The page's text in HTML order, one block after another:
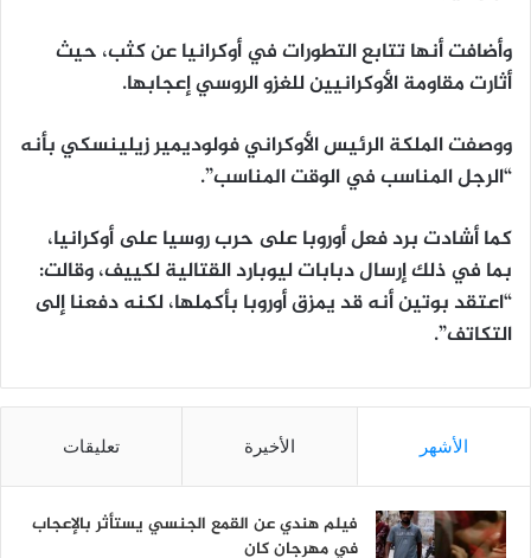
وأضافت أنها تتابع التطورات في أوكرانيا عن كثب، حيث
أثارت مقاومة الأوكرانيين للغزو الروسي إعجابها.
ووصفت الملكة الرئيس الأوكراني فولوديمير زيلينسكي بأنه
“الرجل المناسب في الوقت المناسب”.
كما أشادت برد فعل أوروبا على حرب روسيا على أوكرانيا،
بما في ذلك إرسال دبابات ليوبارد القتالية لكييف، وقالت:
“اعتقد بوتين أنه قد يمزق أوروبا بأكملها، لكنه دفعنا إلى
التكاتف”.
الأشهر الأخيرة تعليقات
فيلم هندي عن القمع الجنسي يستأثر بالإعجاب
في مهرجان كان